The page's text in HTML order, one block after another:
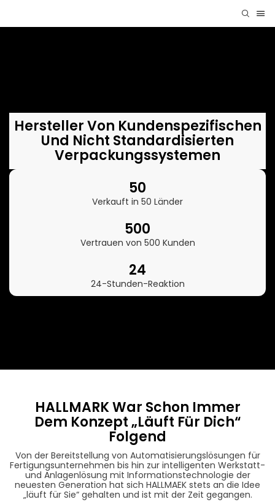
Hersteller Von Kundenspezifischen
Und Nicht Standardisierten
Verpackungssystemen
50
Verkauft in 50 Länder
500
Vertrauen von 500 Kunden
24
24-Stunden-Reaktion
HALLMARK War Schon Immer
Dem Konzept „Läuft Für Dich“
Folgend
Von der Bereitstellung von Automatisierungslösungen für
Fertigungsunternehmen bis hin zur intelligenten Werkstatt-
und Anlagenlösung mit Informationstechnologie der
neuesten Generation hat sich HALLMAEK stets an die Idee
„läuft für Sie“ gehalten und ist mit der Zeit gegangen.